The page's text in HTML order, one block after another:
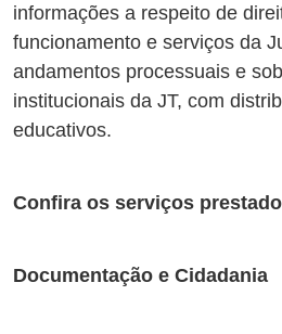
informações a respeito de
funcionamento e serviços da
andamentos processuais e
institucionais da JT, com
educativos.
Confira os serviços
Documentação e Cidadania